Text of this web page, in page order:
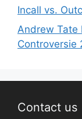
Incall vs.
Andrew Tate
Controversie
Contact us